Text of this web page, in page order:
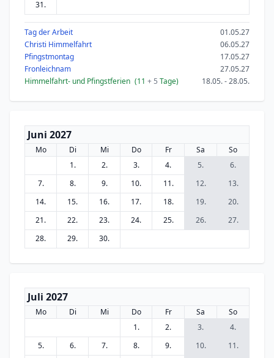
31.
Tag der Arbeit
01.05.27
Christi Himmelfahrt
06.05.27
Pfingstmontag
17.05.27
Fronleichnam
27.05.27
Himmelfahrt- und Pfingstferien (11 + 5 Tage) 18.05. - 28.05.
Juni 2027
Mo Di Mi Do Fr Sa
So
1.
2. 3. 4. 5.
6.
7.
8. 9. 10. 11. 12.
13.
14.
15. 16. 17. 18. 19.
20.
21.
22. 23. 24. 25. 26.
27.
28.
29. 30.
Juli 2027
Mo Di Mi Do Fr Sa
So
1.
2. 3.
4.
5.
6. 7. 8. 9. 10.
11.